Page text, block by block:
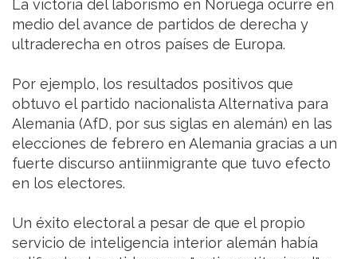
La victoria del laborismo en Noruega ocurre en
medio del avance de partidos de derecha y
ultraderecha en otros países de Europa.
Por ejemplo, los resultados positivos que
obtuvo el partido nacionalista Alternativa para
Alemania (AfD, por sus siglas en alemán) en las
elecciones de febrero en Alemania gracias a un
fuerte discurso antiinmigrante que tuvo efecto
en los electores.
Un éxito electoral a pesar de que el propio
servicio de inteligencia interior alemán había